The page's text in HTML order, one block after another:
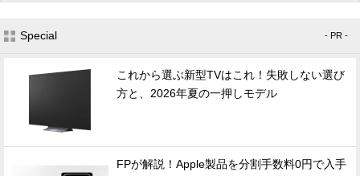
Special - PR -
これから選ぶ新型TVはこれ！失敗しない選び
方と、2026年夏の一押しモデル
FPが解説！Apple製品を分割手数料0円で入手